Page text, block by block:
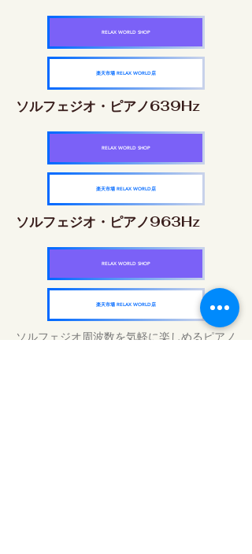
RELAX WORLD SHOP
楽天市場 RELAX WORLD店
ソルフェジオ・ピアノ639Hz
RELAX WORLD SHOP
楽天市場 RELAX WORLD店
ソルフェジオ・ピアノ963Hz
RELAX WORLD SHOP
楽天市場 RELAX WORLD店
ソルフェジオ周波数を気軽に楽しめるピアノ